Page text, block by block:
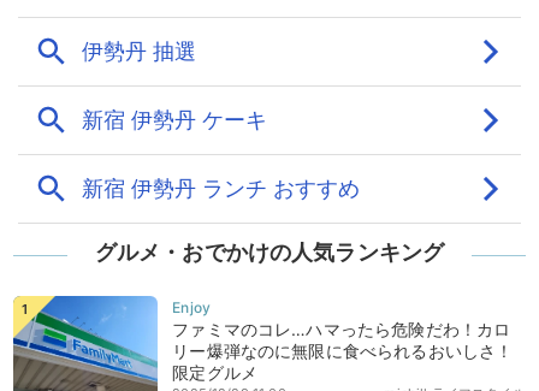
グルメ・おでかけの人気ランキング
ファミマのコレ…ハマったら危険だわ！カロ
リー爆弾なのに無限に食べられるおいしさ！
限定グルメ